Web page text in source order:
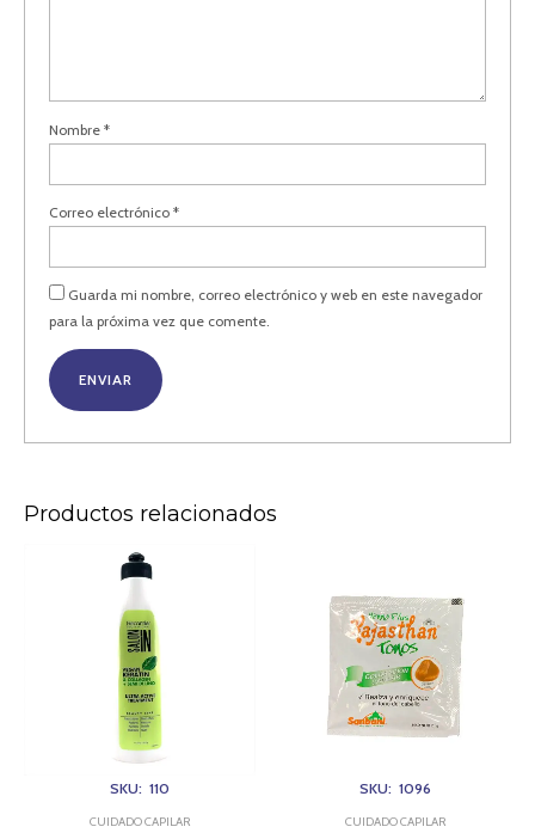
Nombre*
Correo electrónico*
Guarda mi nombre, correo electrónico y web en este navegador
para la próxima vez que comente.
Productos relacionados
SKU: 110
CUIDADO CAPILAR
RECAMIER
SKU: 1096
CUIDADO CAPILAR
GMS
cantidad